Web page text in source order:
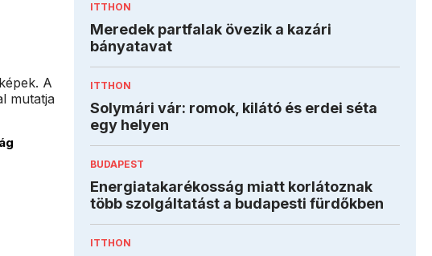
A
mutatja
ITTHON
Meredek partfalak övezik a kazári
bányatavat
ITTHON
Solymári vár: romok, kilátó és erdei séta
egy helyen
BUDAPEST
Energiatakarékosság miatt korlátoznak
több szolgáltatást a budapesti fürdőkben
ITTHON